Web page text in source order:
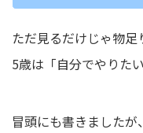
ただ見るだけじゃ物足
5歳は「自分でやりた
冒頭にも書きました